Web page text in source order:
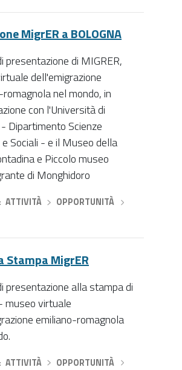
MigrER a BOLOGNA
presentazione di MIGRER,
dell'emigrazione
nel mondo, in
con l'Università di
Dipartimento Scienze
Sociali - e il Museo della
e Piccolo museo
di Monghidoro
ATTIVITÀ› OPPORTUNITÀ
Stampa MigrER
presentazione alla stampa di
museo virtuale
emiliano-romagnola
ATTIVITÀ› OPPORTUNITÀ